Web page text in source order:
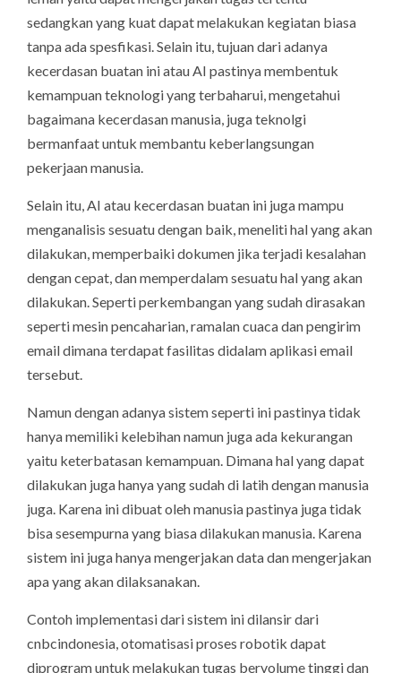
sedangkan yang kuat dapat melakukan kegiatan biasa
tanpa ada spesfikasi. Selain itu, tujuan dari adanya
kecerdasan buatan ini atau AI pastinya membentuk
kemampuan teknologi yang terbaharui, mengetahui
bagaimana kecerdasan manusia, juga teknolgi
bermanfaat untuk membantu keberlangsungan
pekerjaan manusia.
Selain itu, AI atau kecerdasan buatan ini juga mampu
menganalisis sesuatu dengan baik, meneliti hal yang akan
dilakukan, memperbaiki dokumen jika terjadi kesalahan
dengan cepat, dan memperdalam sesuatu hal yang akan
dilakukan. Seperti perkembangan yang sudah dirasakan
seperti mesin pencaharian, ramalan cuaca dan pengirim
email dimana terdapat fasilitas didalam aplikasi email
tersebut.
Namun dengan adanya sistem seperti ini pastinya tidak
hanya memiliki kelebihan namun juga ada kekurangan
yaitu keterbatasan kemampuan. Dimana hal yang dapat
dilakukan juga hanya yang sudah di latih dengan manusia
juga. Karena ini dibuat oleh manusia pastinya juga tidak
bisa sesempurna yang biasa dilakukan manusia. Karena
sistem ini juga hanya mengerjakan data dan mengerjakan
apa yang akan dilaksanakan.
Contoh implementasi dari sistem ini dilansir dari
cnbcindonesia, otomatisasi proses robotik dapat
diprogram untuk melakukan tugas bervolume tinggi dan